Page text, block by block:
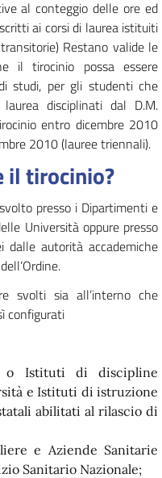
al conteggio delle ore ed
ai corsi di laurea istituiti
Restano valide le
il tirocinio possa essere
studi, per gli studenti che
disciplinati dal D.M.
entro dicembre 2010
2010 (lauree triennali).
il tirocinio?
presso i Dipartimenti e
Università oppure presso
autorità accademiche
svolti sia all’interno che
configurati
o Istituti di discipline
e Istituti di istruzione
abilitati al rilascio di
e Aziende Sanitarie
Sanitario Nazionale;